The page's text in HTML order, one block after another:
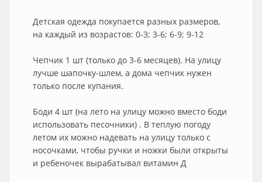
Детская одежда покупается разных размеров,
на каждый из возрастов: 0-3; 3-6; 6-9; 9-12
Чепчик 1 шт (только до 3-6 месяцев). На улицу
лучше шапочку-шлем, а дома чепчик нужен
только после купания.
Боди 4 шт (на лето на улицу можно вместо боди
использовать песочники) . В теплую погоду
летом их можно надевать на улицу только с
носочками, чтобы ручки и ножки были открыты
и ребеночек вырабатывал витамин Д